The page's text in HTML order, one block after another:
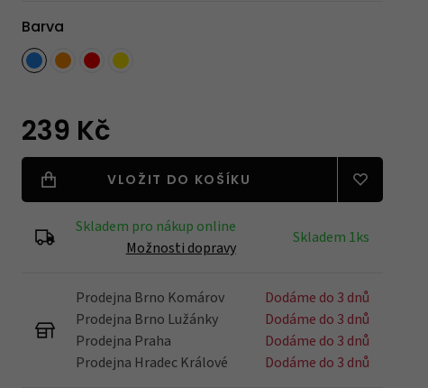
Blatníky
Nářadí
Držáky na kola
Zrcátka
Barva
239 Kč
VLOŽIT DO KOŠÍKU
Skladem pro nákup online
Možnosti dopravy
Skladem 1ks
Prodejna Brno Komárov
Dodáme do 3 dnů
Prodejna Brno Lužánky
Dodáme do 3 dnů
Prodejna Praha
Dodáme do 3 dnů
Prodejna Hradec Králové
Dodáme do 3 dnů